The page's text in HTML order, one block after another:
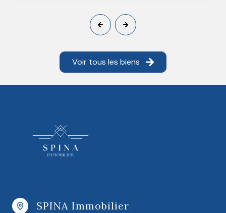
Voir tous les biens
SPINA Immobilier